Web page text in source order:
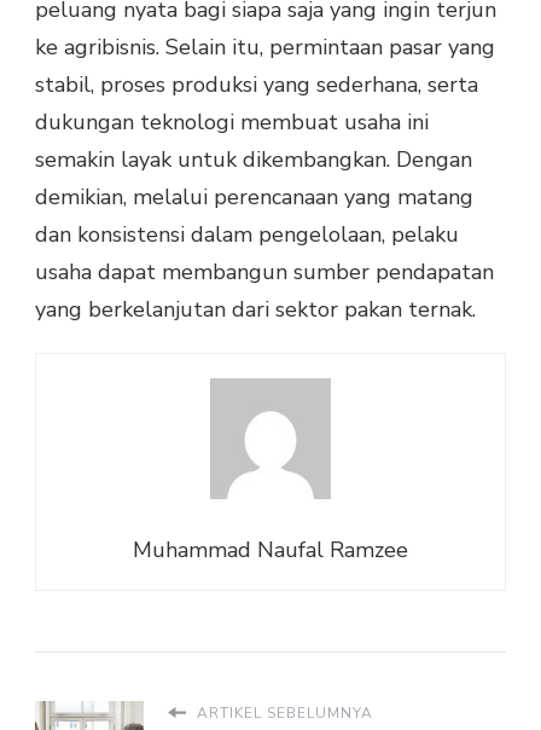
peluang nyata bagi siapa saja yang ingin terjun
ke agribisnis. Selain itu, permintaan pasar yang
stabil, proses produksi yang sederhana, serta
dukungan teknologi membuat usaha ini
semakin layak untuk dikembangkan. Dengan
demikian, melalui perencanaan yang matang
dan konsistensi dalam pengelolaan, pelaku
usaha dapat membangun sumber pendapatan
yang berkelanjutan dari sektor pakan ternak.
Muhammad Naufal Ramzee
ARTIKEL SEBELUMNYA